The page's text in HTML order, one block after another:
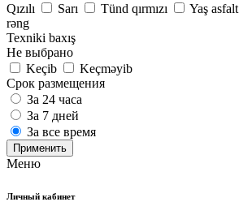
Qızılı
Sarı Tünd qırmızı Yaş asfalt
rəng
Texniki baxış
Не выбрано
Keçib
Keçməyib
Срок размещения
За 24 часа
За 7 дней
За все время
Применить
Меню
Личный кабинет